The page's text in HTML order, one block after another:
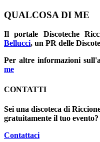
QUALCOSA DI ME
Il portale Discoteche
Bellucci, un PR delle
Per altre informazioni
me
CONTATTI
Sei una discoteca di
gratuitamente il tuo evento?
Contattaci